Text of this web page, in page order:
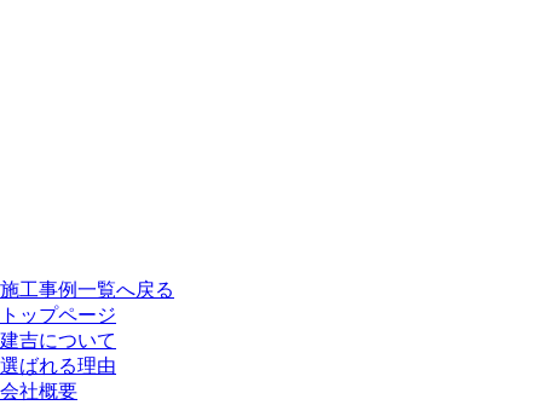
施工事例一覧へ戻る
トップページ
建吉について
選ばれる理由
会社概要